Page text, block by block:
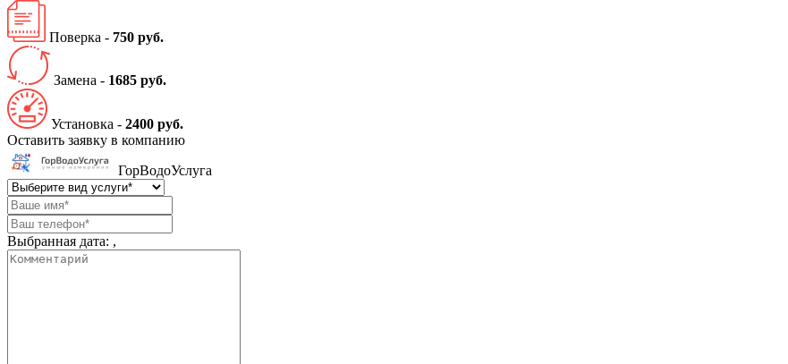
Поверка - 750 руб.
Замена - 1685 руб.
Установка - 2400 руб.
Оставить заявку в компанию
ГорВодоУслуга
Выбранная дата: ,